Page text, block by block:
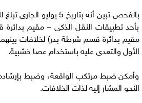
بالفحص تبين أنه
بأحد تطبيقات النقل الذكى – مقيم
مقيم بدائرة قسم شرطة بدر) لخلافات بينهما
الأول والتعدى عليه باستخدام عصا خشبية.
وأمكن ضبط مرتكب الواقعة، وضبط بإرشاده
النحو المشار إليه لذات الخلافات.